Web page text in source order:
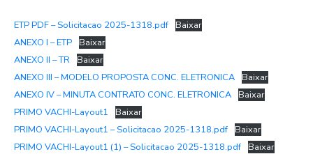
ETP PDF – Solicitacao 2025-1318.pdf
Baixar
ANEXO I – ETP
Baixar
ANEXO II – TR
Baixar
ANEXO III – MODELO PROPOSTA CONC. ELETRONICA
Baixar
ANEXO IV – MINUTA CONTRATO CONC. ELETRONICA
Baixar
PRIMO VACHI-Layout1
Baixar
PRIMO VACHI-Layout1 – Solicitacao 2025-1318.pdf
Baixar
PRIMO VACHI-Layout1 (1) – Solicitacao 2025-1318.pdf
Baixar